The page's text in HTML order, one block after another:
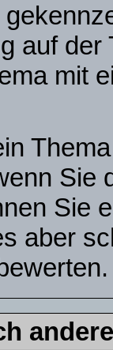
auf
mit
Sie
Sie
aber